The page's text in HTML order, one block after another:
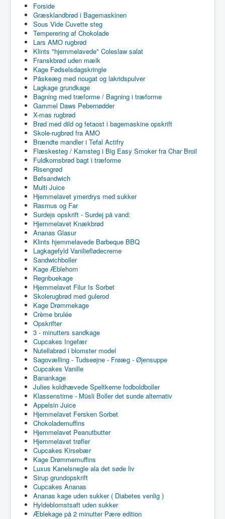
Forside
Græsklandbrød i Bagemaskinen
Sous Vide Cuvette steg
Temperering af Chokolade
Lars AMO rugbrød
Klints "hjemmelavede" Coleslaw salat
Franskbrød uden mælk
Kage Fødselsdagskringle
Påskeæg med nougat og lakridspulver
Lagkage grundkage
Bagning med træforme / Bagning i træforme
Gammel Daws Pebernødder
X-mas rugbrød
Brød med dild og fetaost i bagemaskine opskrift
Skole-rugbrød fra AMO
Brændte mandler i Tefal Actifry
Flæskesteg / Kamsteg i Big Easy Smoker fra Char Broil
Fuldkornsbrød bagt i træforme
Risengrød
Bøfsandwich
Multi Juice
Hjemmelavet ymerdrys med sukker
Rasmus og Far
Surdejs opskrift - Surdej på vand:
Hjemmelavet Knækbrød
Ananas Glasur
Klints hjemmelavede Barbeque BBQ
Lagkagefyld Vanilieflødecreme
Sandwichboller
Kage Æblehorn
Regnbuekage
Hjemmelavet Filur Is Sorbet
Skolerugbrød med gulerod
Kage Drømmekage
Crème brulée
Opskrifter
3 - minutters sandkage
Cupcakes Ingefær
Nutellabrød i blomster model
Sagovælling - Tudseøjne - Frøæg - Øjensuppe
Cupcakes Vanille
Banankage
Julies koldhævede Speltkerne fodboldboller
Klassenstime - Müsli Boller det sunde alternativ
Appelsin Juice
Hjemmelavet Fersken Sorbet
Chokolademuffins
Hjemmelavet Peanutbutter
Hjemmelavet trøfler
Cupcakes Kirsebær
Kage Drømmemuffins
Luxus Kanelsnegle ala det søde liv
Sirup grundopskrift
Cupcakes Ananas
Ananas kage uden sukker ( Diabetes venlig )
Hyldeblomstsaft uden sukker
Æblekage på 2 minutter Pære edition